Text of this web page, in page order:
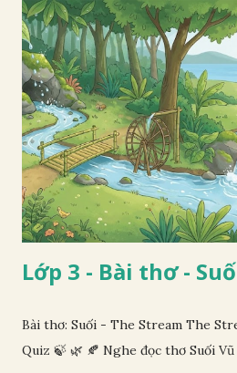
Lớp 3 - Bài thơ -
Bài thơ: Suối - The Stream The
Quiz 🍃 🌿 🍂 Nghe đọc thơ Suối